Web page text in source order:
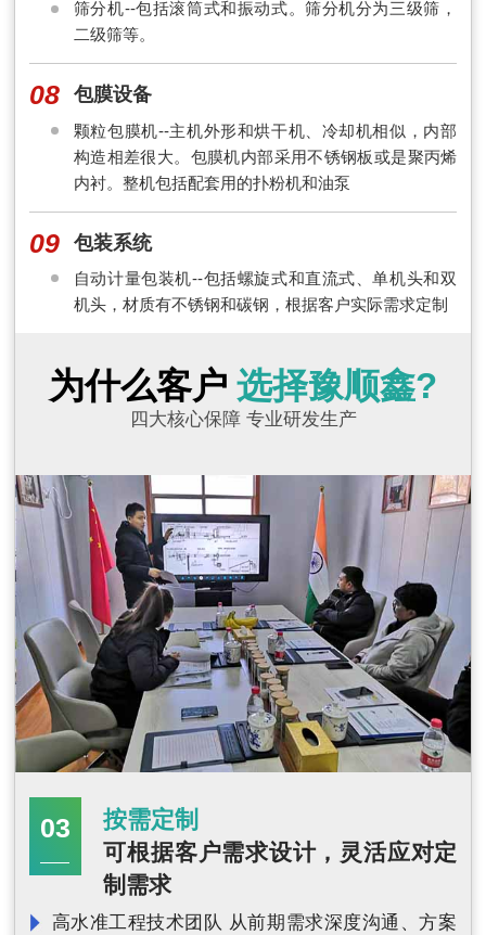
筛分机--包括滚筒式和振动式。筛分机分为三级筛，
二级筛等。
08 包膜设备
颗粒包膜机--主机外形和烘干机、冷却机相似，内部
构造相差很大。包膜机内部采用不锈钢板或是聚丙烯
内衬。整机包括配套用的扑粉机和油泵
09 包装系统
自动计量包装机--包括螺旋式和直流式、单机头和双
机头，材质有不锈钢和碳钢，根据客户实际需求定制
为什么客户 选择豫顺鑫?
四大核心保障 专业研发生产
03 按需定制
可根据客户需求设计，灵活应对定
制需求
高水准工程技术团队 从前期需求深度沟通、方案